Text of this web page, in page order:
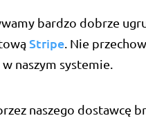
bardzo dobrze
Stripe. Nie
naszym systemie.
naszego dostawcę